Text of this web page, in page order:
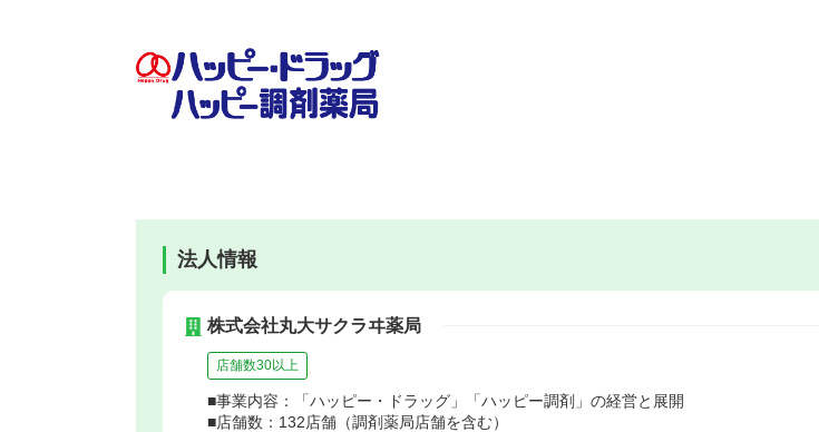
法人情報
株式会社丸大サクラヰ薬局
店舗数30以上
■事業内容：「ハッピー・ドラッグ」「ハッピー調剤」の経営と展開
■店舗数：132店舗（調剤薬局店舗を含む）